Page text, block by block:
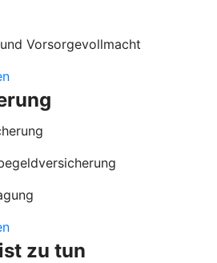
Vorsorgevollmacht
zu tun